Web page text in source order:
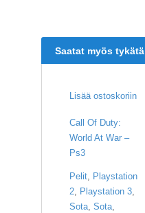
Saatat myös tykätä
Lisää ostoskoriin
Call Of Duty:
World At War –
Ps3
Pelit, Playstation
2, Playstation 3,
Sota, Sota,